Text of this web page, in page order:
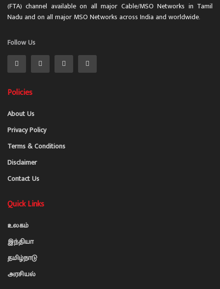
(FTA) channel available on all major Cable/MSO Networks in Tamil
Nadu and on all major MSO Networks across India and worldwide.
Follow Us
Policies
About Us
Privacy Policy
Terms & Conditions
Disclaimer
Contact Us
Quick Links
உலகம்
இந்தியா
தமிழ்நாடு
அரசியல்